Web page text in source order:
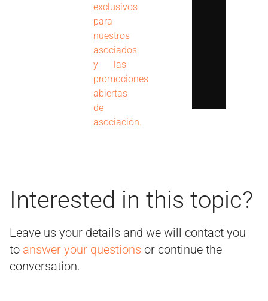
exclusivos
para
nuestros
asociados
y las
promociones
abiertas
de
asociación.
Interested in this topic?
Leave us your details and we will contact you
to answer your questions or continue the
conversation.